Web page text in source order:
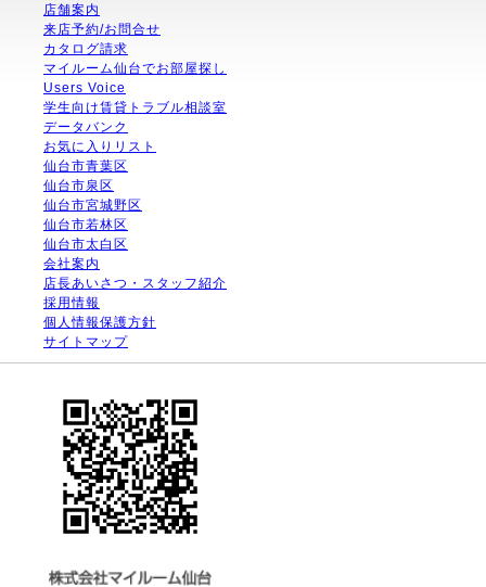
店舗案内
来店予約/お問合せ
カタログ請求
マイルーム仙台でお部屋探し
Users Voice
学生向け賃貸トラブル相談室
データバンク
お気に入りリスト
仙台市青葉区
仙台市泉区
仙台市宮城野区
仙台市若林区
仙台市太白区
会社案内
店長あいさつ・スタッフ紹介
採用情報
個人情報保護方針
サイトマップ